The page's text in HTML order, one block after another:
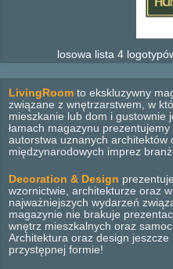
losowa lista 4
LivingRoom to ekskluzywny
związane z wnętrzarstwem, w
mieszkanie lub dom i gustownie
łamach magazynu
autorstwa uznanych architektów
międzynarodowych imprez
Decoration & Design
wzornictwie, architekturze oraz
najważniejszych wydarzeń
magazynie nie brakuje
wnętrz mieszkalnych oraz
Architektura oraz design jeszcze
przystępnej formie!